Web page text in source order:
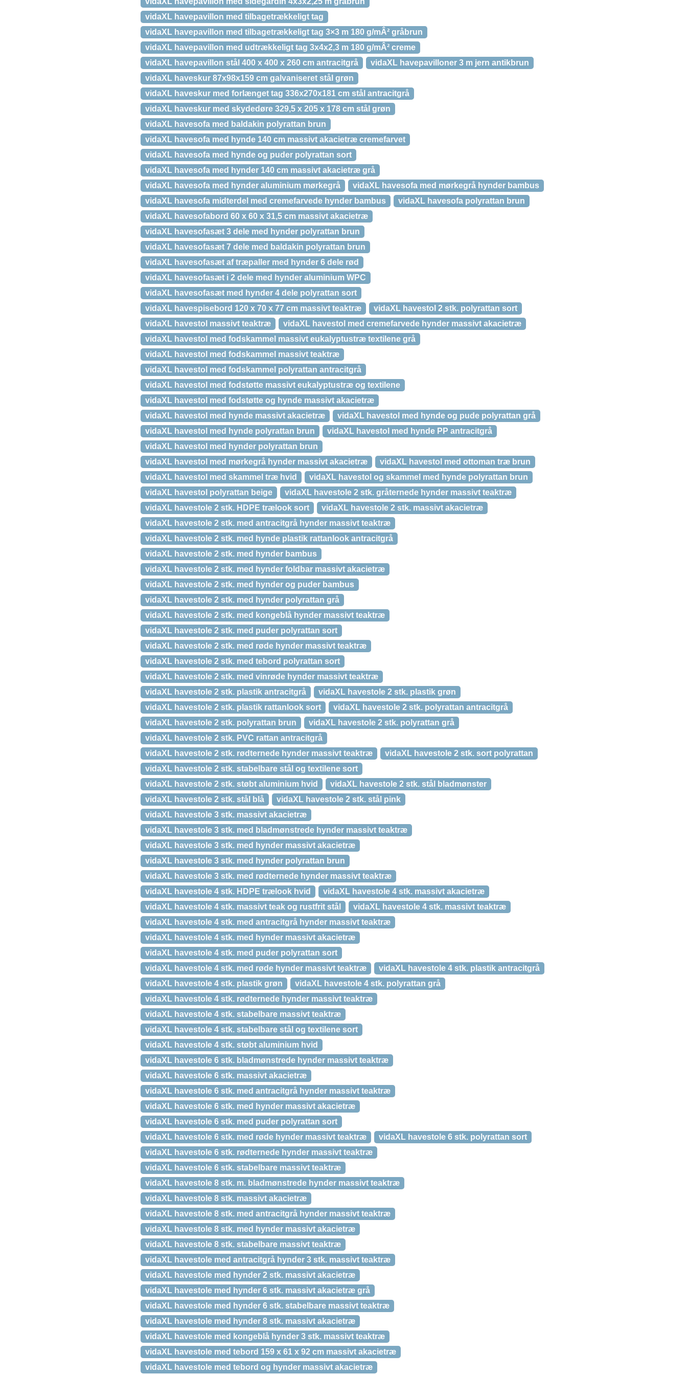
vidaXL havepavillon med tilbagetrækkeligt tag
vidaXL havepavillon med tilbagetrækkeligt tag 3×3 m 180 g/mÂ² gråbrun
vidaXL havepavillon med udtrækkeligt tag 3x4x2,3 m 180 g/mÂ² creme
vidaXL havepavillon stål 400 x 400 x 260 cm antracitgrå
vidaXL havepavilloner 3 m jern antikbrun
vidaXL haveskur 87x98x159 cm galvaniseret stål grøn
vidaXL haveskur med forlænget tag 336x270x181 cm stål antracitgrå
vidaXL haveskur med skydedøre 329,5 x 205 x 178 cm stål grøn
vidaXL havesofa med baldakin polyrattan brun
vidaXL havesofa med hynde 140 cm massivt akacietræ cremefarvet
vidaXL havesofa med hynde og puder polyrattan sort
vidaXL havesofa med hynder 140 cm massivt akacietræ grå
vidaXL havesofa med hynder aluminium mørkegrå
vidaXL havesofa med mørkegrå hynder bambus
vidaXL havesofa midterdel med cremefarvede hynder bambus
vidaXL havesofa polyrattan brun
vidaXL havesofabord 60 x 60 x 31,5 cm massivt akacietræ
vidaXL havesofasæt 3 dele med hynder polyrattan brun
vidaXL havesofasæt 7 dele med baldakin polyrattan brun
vidaXL havesofasæt af træpaller med hynder 6 dele rød
vidaXL havesofasæt i 2 dele med hynder aluminium WPC
vidaXL havesofasæt med hynder 4 dele polyrattan sort
vidaXL havespisebord 120 x 70 x 77 cm massivt teaktræ
vidaXL havestol 2 stk. polyrattan sort
vidaXL havestol massivt teaktræ
vidaXL havestol med cremefarvede hynder massivt akacietræ
vidaXL havestol med fodskammel massivt eukalyptustræ textilene grå
vidaXL havestol med fodskammel massivt teaktræ
vidaXL havestol med fodskammel polyrattan antracitgrå
vidaXL havestol med fodstøtte massivt eukalyptustræ og textilene
vidaXL havestol med fodstøtte og hynde massivt akacietræ
vidaXL havestol med hynde massivt akacietræ
vidaXL havestol med hynde og pude polyrattan grå
vidaXL havestol med hynde polyrattan brun
vidaXL havestol med hynde PP antracitgrå
vidaXL havestol med hynder polyrattan brun
vidaXL havestol med mørkegrå hynder massivt akacietræ
vidaXL havestol med ottoman træ brun
vidaXL havestol med skammel træ hvid
vidaXL havestol og skammel med hynde polyrattan brun
vidaXL havestol polyrattan beige
vidaXL havestole 2 stk. gråternede hynder massivt teaktræ
vidaXL havestole 2 stk. HDPE trælook sort
vidaXL havestole 2 stk. massivt akacietræ
vidaXL havestole 2 stk. med antracitgrå hynder massivt teaktræ
vidaXL havestole 2 stk. med hynde plastik rattanlook antracitgrå
vidaXL havestole 2 stk. med hynder bambus
vidaXL havestole 2 stk. med hynder foldbar massivt akacietræ
vidaXL havestole 2 stk. med hynder og puder bambus
vidaXL havestole 2 stk. med hynder polyrattan grå
vidaXL havestole 2 stk. med kongeblå hynder massivt teaktræ
vidaXL havestole 2 stk. med puder polyrattan sort
vidaXL havestole 2 stk. med røde hynder massivt teaktræ
vidaXL havestole 2 stk. med tebord polyrattan sort
vidaXL havestole 2 stk. med vinrøde hynder massivt teaktræ
vidaXL havestole 2 stk. plastik antracitgrå
vidaXL havestole 2 stk. plastik grøn
vidaXL havestole 2 stk. plastik rattanlook sort
vidaXL havestole 2 stk. polyrattan antracitgrå
vidaXL havestole 2 stk. polyrattan brun
vidaXL havestole 2 stk. polyrattan grå
vidaXL havestole 2 stk. PVC rattan antracitgrå
vidaXL havestole 2 stk. rødternede hynder massivt teaktræ
vidaXL havestole 2 stk. sort polyrattan
vidaXL havestole 2 stk. stabelbare stål og textilene sort
vidaXL havestole 2 stk. støbt aluminium hvid
vidaXL havestole 2 stk. stål bladmønster
vidaXL havestole 2 stk. stål blå
vidaXL havestole 2 stk. stål pink
vidaXL havestole 3 stk. massivt akacietræ
vidaXL havestole 3 stk. med bladmønstrede hynder massivt teaktræ
vidaXL havestole 3 stk. med hynder massivt akacietræ
vidaXL havestole 3 stk. med hynder polyrattan brun
vidaXL havestole 3 stk. med rødternede hynder massivt teaktræ
vidaXL havestole 4 stk. HDPE trælook hvid
vidaXL havestole 4 stk. massivt akacietræ
vidaXL havestole 4 stk. massivt teak og rustfrit stål
vidaXL havestole 4 stk. massivt teaktræ
vidaXL havestole 4 stk. med antracitgrå hynder massivt teaktræ
vidaXL havestole 4 stk. med hynder massivt akacietræ
vidaXL havestole 4 stk. med puder polyrattan sort
vidaXL havestole 4 stk. med røde hynder massivt teaktræ
vidaXL havestole 4 stk. plastik antracitgrå
vidaXL havestole 4 stk. plastik grøn
vidaXL havestole 4 stk. polyrattan grå
vidaXL havestole 4 stk. rødternede hynder massivt teaktræ
vidaXL havestole 4 stk. stabelbare massivt teaktræ
vidaXL havestole 4 stk. stabelbare stål og textilene sort
vidaXL havestole 4 stk. støbt aluminium hvid
vidaXL havestole 6 stk. bladmønstrede hynder massivt teaktræ
vidaXL havestole 6 stk. massivt akacietræ
vidaXL havestole 6 stk. med antracitgrå hynder massivt teaktræ
vidaXL havestole 6 stk. med hynder massivt akacietræ
vidaXL havestole 6 stk. med puder polyrattan sort
vidaXL havestole 6 stk. med røde hynder massivt teaktræ
vidaXL havestole 6 stk. polyrattan sort
vidaXL havestole 6 stk. rødternede hynder massivt teaktræ
vidaXL havestole 6 stk. stabelbare massivt teaktræ
vidaXL havestole 8 stk. m. bladmønstrede hynder massivt teaktræ
vidaXL havestole 8 stk. massivt akacietræ
vidaXL havestole 8 stk. med antracitgrå hynder massivt teaktræ
vidaXL havestole 8 stk. med hynder massivt akacietræ
vidaXL havestole 8 stk. stabelbare massivt teaktræ
vidaXL havestole med antracitgrå hynder 3 stk. massivt teaktræ
vidaXL havestole med hynder 2 stk. massivt akacietræ
vidaXL havestole med hynder 6 stk. massivt akacietræ grå
vidaXL havestole med hynder 6 stk. stabelbare massivt teaktræ
vidaXL havestole med hynder 8 stk. massivt akacietræ
vidaXL havestole med kongeblå hynder 3 stk. massivt teaktræ
vidaXL havestole med tebord 159 x 61 x 92 cm massivt akacietræ
vidaXL havestole med tebord og hynder massivt akacietræ